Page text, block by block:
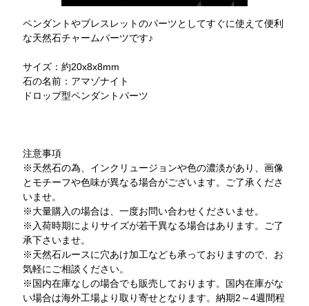
ペンダントやブレスレットのパーツとしてすぐに使えて便利
な天然石チャームパーツです♪
サイズ：約20x8x8mm
石の名前：アマゾナイト
ドロップ型ペンダントパーツ
注意事項
※天然石の為、インクリュージョンや色の濃淡があり、画像
とモチーフや色味が異なる場合がございます。ご了承くださ
いませ。
※大量購入の場合は、一度お問い合わせくださいませ。
※入荷時期によりサイズが若干異なる場合はあります。ご了
承下さいませ。
※天然石ルースに穴あけ加工なども承っておりますので、お
気軽にご相談ください。
※国内在庫なしの場合でも販売しております。国内在庫がな
い場合は海外工場より取り寄せとなります。納期2～4週間程